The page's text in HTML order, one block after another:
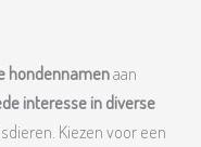
hondennamenaan
interesse in diverse
Kiezen voor een